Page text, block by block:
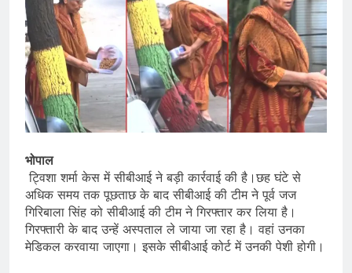
भोपाल
ट्विशा शर्मा केस में सीबीआई ने बड़ी कार्रवाई की है।छह घंटे से
अधिक समय तक पूछताछ के बाद सीबीआई की टीम ने पूर्व जज
गिरिबाला सिंह को सीबीआई की टीम ने गिरफ्तार कर लिया है।
गिरफ्तारी के बाद उन्हें अस्पताल ले जाया जा रहा है। वहां उनका
मेडिकल करवाया जाएगा। इसके सीबीआई कोर्ट में उनकी पेशी होगी।